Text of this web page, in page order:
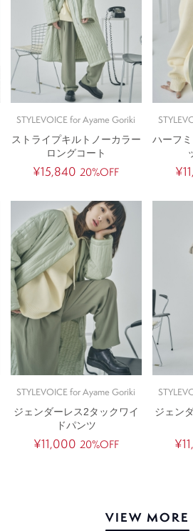
STYLEVOICE for Ayame Goriki
ストライプキルトノーカラー
ロングコート
¥15,840 20%OFF
ハーフ
STYLEVOICE for Ayame Goriki
ジェンダーレス2タックワイ
ドパンツ
¥11,000 20%OFF
ジェン
VIEW MORE